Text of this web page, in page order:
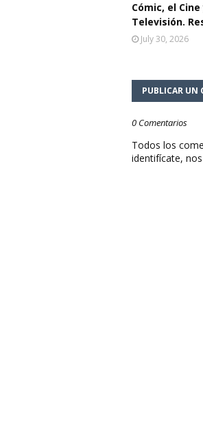
Cómic, el Cine
Televisión.
July 30, 2026
PUBLICAR UN
0 Comentarios
Todos los
identifícate,